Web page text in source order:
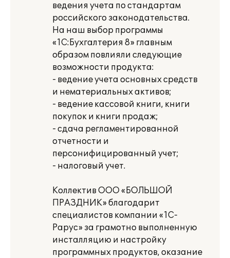
ведения учета по стандартам
российского законодательства.
На наш выбор программы
«1С:Бухгалтерия 8» главным
образом повлияли следующие
возможности продукта:
- ведение учета основных средств
и нематериальных активов;
- ведение кассовой книги, книги
покупок и книги продаж;
- сдача регламентированной
отчетности и
персонифицированный учет;
- налоговый учет.
Коллектив ООО «БОЛЬШОЙ
ПРАЗДНИК» благодарит
специалистов компании «1С-
Рарус» за грамотно выполненную
инсталляцию и настройку
программных продуктов, оказание